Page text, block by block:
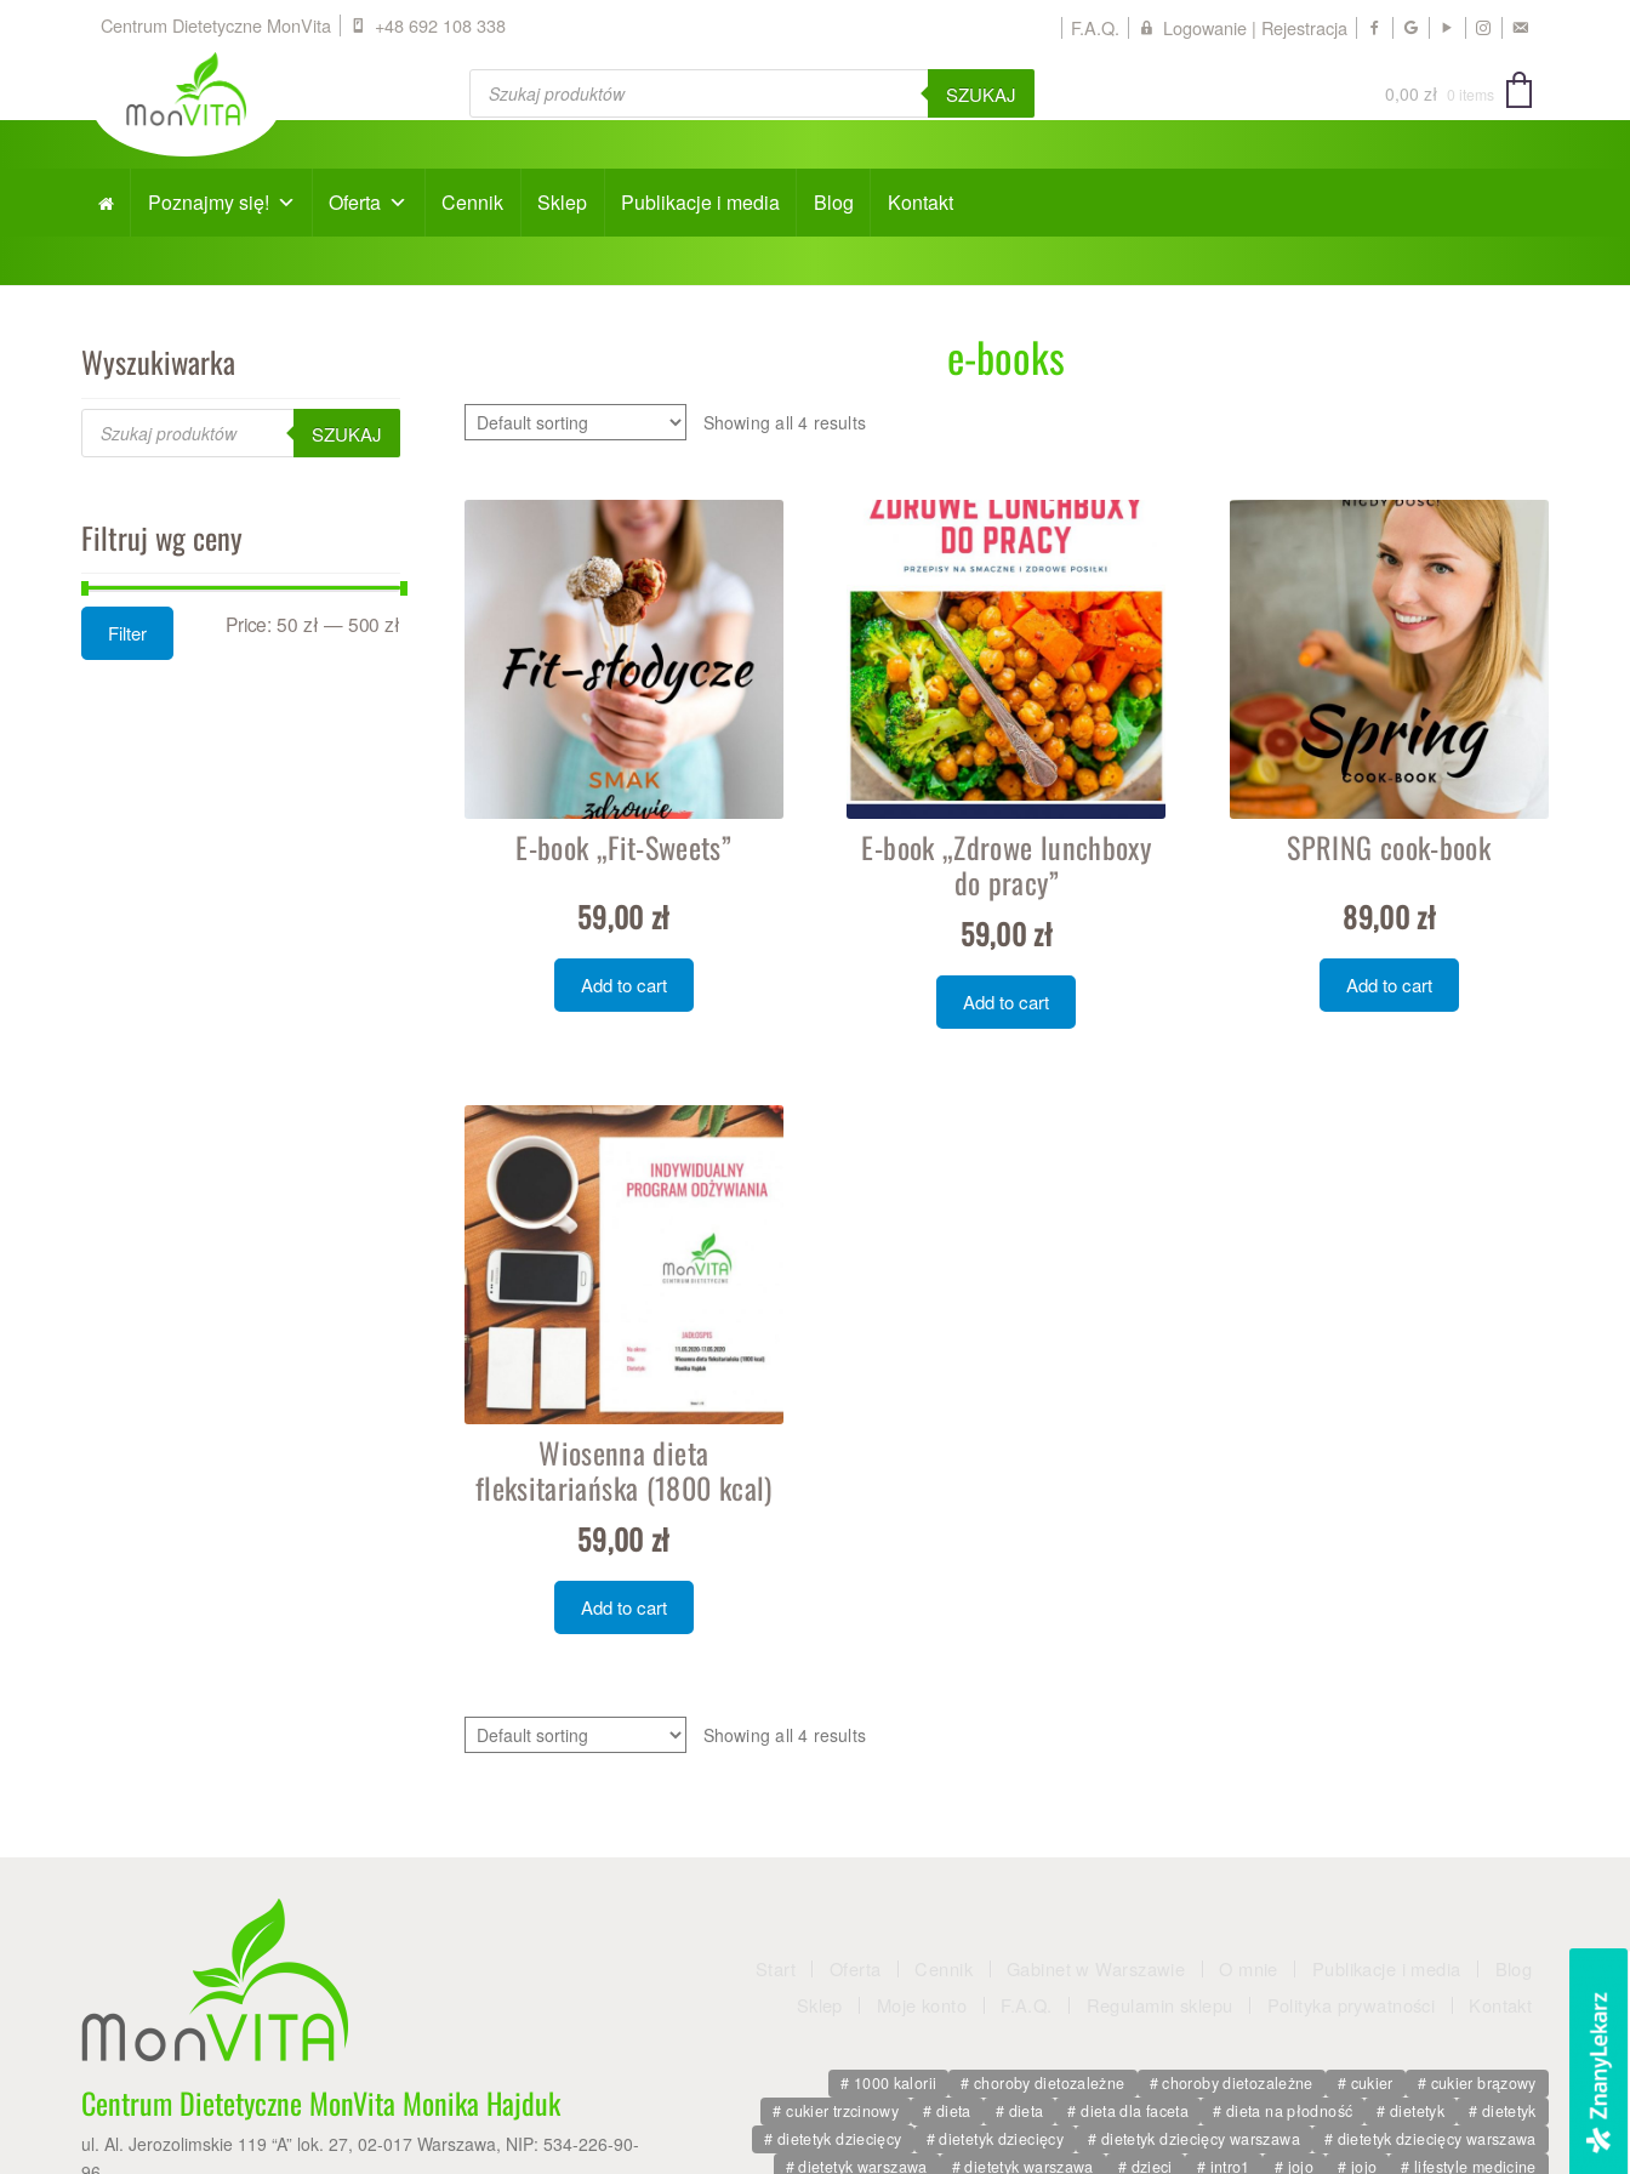
Centrum Dietetyczne MonVita +48 692 108 338 F.A.Q. Logowanie | Rejestracja
Products
search SZUKAJ 0,00 zł 0 items
Poznajmy się! Oferta Cennik Sklep Publikacje i media Blog Kontakt
e-books
Showing all 4 results
E-book „Fit-Sweets”
59,00 zł
Add to cart
E-book „Zdrowe lunchboxy
do pracy”
59,00zł
Add to cart
SPRING cook-book
89,00zł
Add to cart
Wiosenna dieta
fleksitariańska (1800 kcal)
59,00 zł
Add to cart
Showing all 4 results
Wyszukiwarka
Products
search SZUKAJ
Filtruj wg ceny
Filter Price:50 zł —500 zł
Centrum Dietetyczne MonVita Monika Hajduk
ul. Al. Jerozolimskie 119 “A” lok. 27, 02-017 Warszawa, NIP: 534-226-90-
1000 kalorii choroby dietozależne choroby dietozależne cukier
cukier brązowy
cukier trzcinowy
dieta dieta dieta dla faceta dieta na płodność dietetyk
dietetyk
dietetyk dziecięcy
dietetyk dziecięcy dietetyk dziecięcy warszawa
dietetyk dziecięcy warszawa
dietetyk warszawa
dietetyk warszawa dzieci intro1 jojo jojo lifestyle medicine